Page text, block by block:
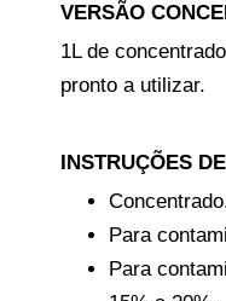
VERSÃO
1L de
pronto a utilizar.
INSTRUÇÕES
Para
Para